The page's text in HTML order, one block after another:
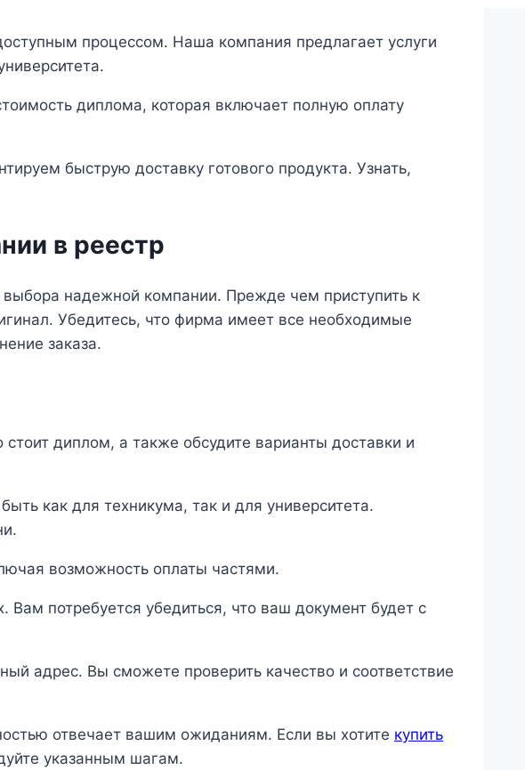
процессом. Наша компания предлагает услуги
диплома, которая включает полную оплату
быструю доставку готового продукта. Узнать,
в реестр
выбора надежной компании. Прежде чем приступить к
Убедитесь, что фирма имеет все необходимые
заказа.
диплом, а также обсудите варианты доставки и
как для техникума, так и для университета.
возможность оплаты частями.
потребуется убедиться, что ваш документ будет с
адрес. Вы сможете проверить качество и соответствие
отвечает вашим ожиданиям. Если вы хотите купить
указанным шагам.